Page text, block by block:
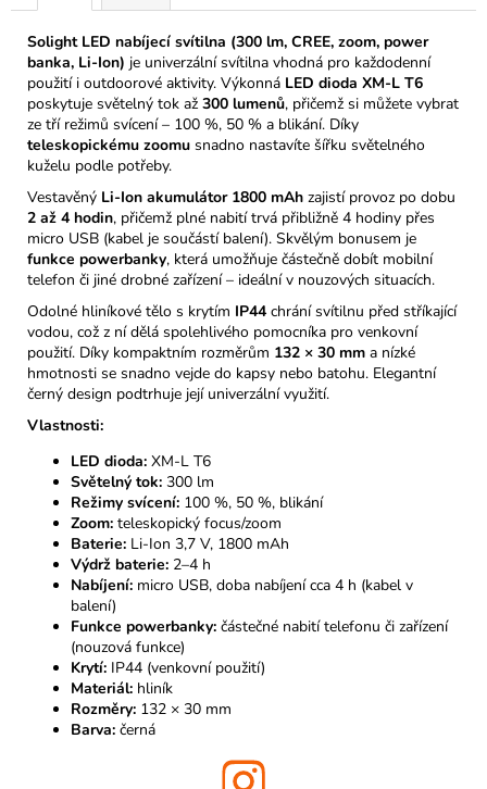
Solight LED nabíjecí svítilna (300 lm, CREE, zoom, power
banka, Li-Ion) je univerzální svítilna vhodná pro každodenní
použití i outdoorové aktivity. Výkonná LED dioda XM-L T6
poskytuje světelný tok až 300 lumenů, přičemž si můžete vybrat
ze tří režimů svícení – 100 %, 50 % a blikání. Díky
teleskopickému zoomu snadno nastavíte šířku světelného
kuželu podle potřeby.
Vestavěný Li-Ion akumulátor 1800 mAh zajistí provoz po dobu
2 až 4 hodin, přičemž plné nabití trvá přibližně 4 hodiny přes
micro USB (kabel je součástí balení). Skvělým bonusem je
funkce powerbanky, která umožňuje částečně dobít mobilní
telefon či jiné drobné zařízení – ideální v nouzových situacích.
Odolné hliníkové tělo s krytím IP44 chrání svítilnu před stříkající
vodou, což z ní dělá spolehlivého pomocníka pro venkovní
použití. Díky kompaktním rozměrům 132 × 30 mm a nízké
hmotnosti se snadno vejde do kapsy nebo batohu. Elegantní
černý design podtrhuje její univerzální využití.
Vlastnosti:
LED dioda: XM-L T6
Světelný tok: 300 lm
Režimy svícení: 100 %, 50 %, blikání
Zoom: teleskopický focus/zoom
Baterie: Li-Ion 3,7 V, 1800 mAh
Výdrž baterie: 2–4 h
Nabíjení: micro USB, doba nabíjení cca 4 h (kabel v
balení)
Funkce powerbanky: částečné nabití telefonu či zařízení
(nouzová funkce)
Krytí: IP44 (venkovní použití)
Materiál: hliník
Rozměry: 132 × 30 mm
Barva: černá